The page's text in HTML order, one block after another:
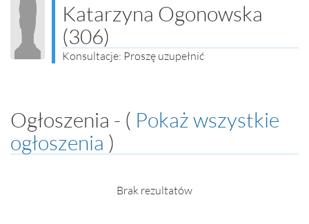
Katarzyna Ogonowska
(306)
Konsultacje: Proszę uzupełnić
Ogłoszenia - ( Pokaż wszystkie
ogłoszenia )
Brak rezultatów